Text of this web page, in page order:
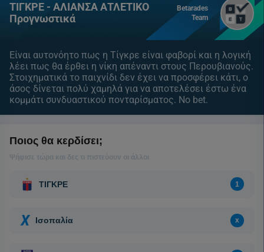
ΤΙΓΚΡΕ - ΑΛΙΑΝΣΑ ΑΤΛΕΤΙΚΟ
Προγνωστικά
Betarades
Team
Είναι αυτονόητο πως η Τίγκρε είναι φαβορί και η λογική
λέει πως θα έρθει η νίκη απέναντι στους Περουβιανούς.
Στοιχηματικά το παιχνίδι δεν έχει να προσφέρει κάτι, ο
άσος δίνεται πολύ χαμηλά για να αποτελέσει έστω ένα
κομμάτι συνδυαστικού πονταρίσματος. No bet.